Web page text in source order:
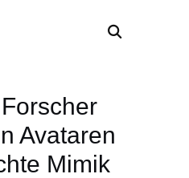
Avataren
Mimik